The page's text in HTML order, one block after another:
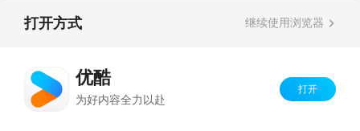
打开方式 继续使用浏览器
优酷
为好内容全力以赴
打开